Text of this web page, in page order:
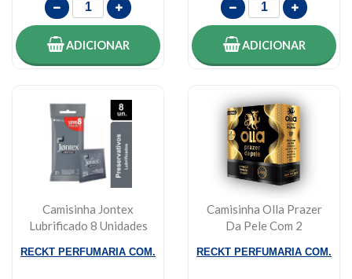
ADICIONAR ADICIONAR
Camisinha Jontex
Lubrificado 8 Unidades
RECKT PERFUMARIA COM.
Camisinha Olla Prazer
Da Pele Com 2
RECKT PERFUMARIA COM.